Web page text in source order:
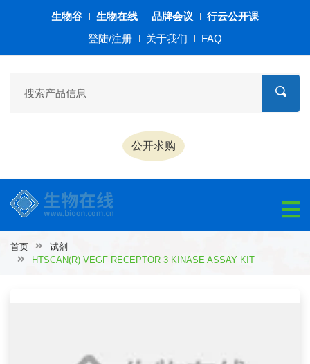
生物谷 生物在线 品牌会议
行云公开课
登陆/注册
关于我们 FAQ
公开求购
首页
试剂
HTSCAN(R) VEGF RECEPTOR 3 KINASE ASSAY KIT